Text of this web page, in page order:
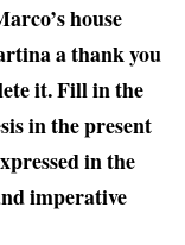
house
a thank you
it. Fill in the
in the present
in the
imperative